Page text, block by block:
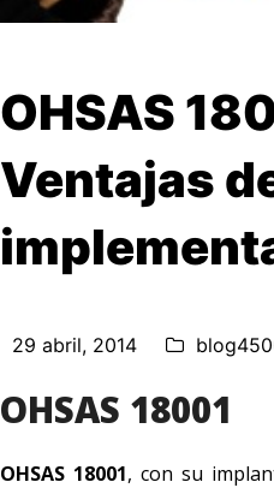
OHSAS
Ventajas
29 abril, 2014
OHSAS 18001
OHSAS 18001, con su